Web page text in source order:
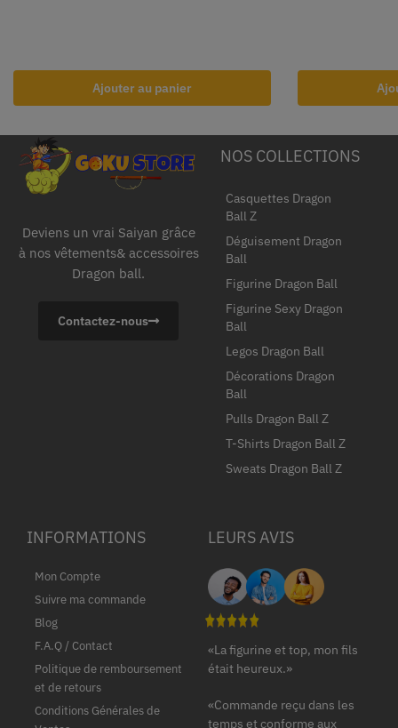
Ajouter au panier
Deviens un vrai Saiyan grâce
à nos vêtements& accessoires
Dragon ball.
Contactez-nous
NOS COLLECTIONS
Casquettes Dragon
Ball Z
Déguisement Dragon
Ball
Figurine Dragon Ball
Figurine Sexy Dragon
Ball
Legos Dragon Ball
Décorations Dragon
Ball
Pulls Dragon Ball Z
T-Shirts Dragon Ball Z
Sweats Dragon Ball Z
INFORMATIONS
Mon Compte
Suivre ma commande
Blog
F.A.Q / Contact
Politique de remboursement
et de retours
Conditions Générales de
LEURS AVIS
«La figurine et top, mon fils
était heureux.»
«Commande reçu dans les
temps et conforme aux